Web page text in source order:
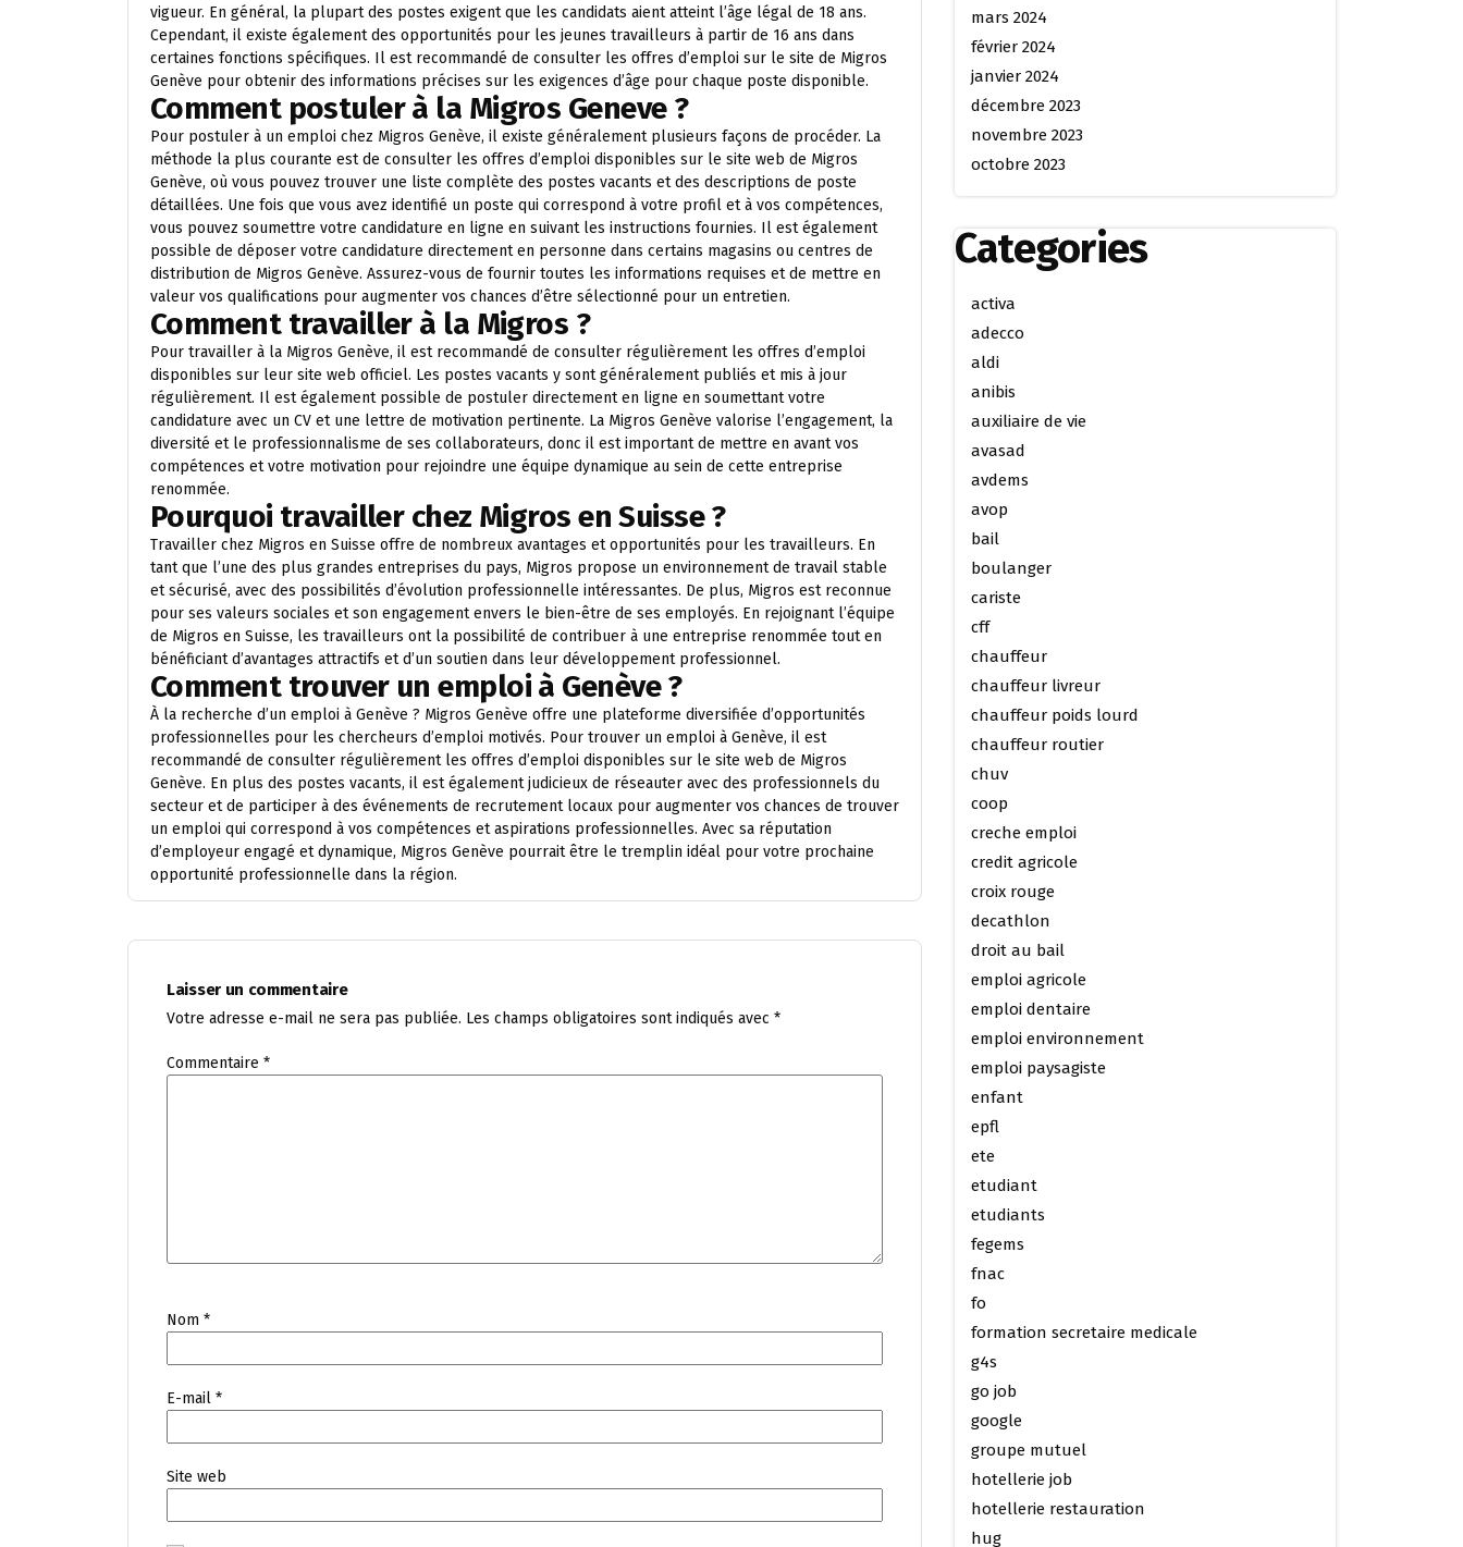
vigueur. En général, la plupart des postes exigent que les candidats aient atteint l’âge légal de 18 ans.
Cependant, il existe également des opportunités pour les jeunes travailleurs à partir de 16 ans dans
certaines fonctions spécifiques. Il est recommandé de consulter les offres d’emploi sur le site de Migros
Genève pour obtenir des informations précises sur les exigences d’âge pour chaque poste disponible.
Comment postuler à la Migros Geneve ?
Pour postuler à un emploi chez Migros Genève, il existe généralement plusieurs façons de procéder. La
méthode la plus courante est de consulter les offres d’emploi disponibles sur le site web de Migros
Genève, où vous pouvez trouver une liste complète des postes vacants et des descriptions de poste
détaillées. Une fois que vous avez identifié un poste qui correspond à votre profil et à vos compétences,
vous pouvez soumettre votre candidature en ligne en suivant les instructions fournies. Il est également
possible de déposer votre candidature directement en personne dans certains magasins ou centres de
distribution de Migros Genève. Assurez-vous de fournir toutes les informations requises et de mettre en
valeur vos qualifications pour augmenter vos chances d’être sélectionné pour un entretien.
Comment travailler à la Migros ?
Pour travailler à la Migros Genève, il est recommandé de consulter régulièrement les offres d’emploi
disponibles sur leur site web officiel. Les postes vacants y sont généralement publiés et mis à jour
régulièrement. Il est également possible de postuler directement en ligne en soumettant votre
candidature avec un CV et une lettre de motivation pertinente. La Migros Genève valorise l’engagement, la
diversité et le professionnalisme de ses collaborateurs, donc il est important de mettre en avant vos
compétences et votre motivation pour rejoindre une équipe dynamique au sein de cette entreprise
renommée.
Pourquoi travailler chez Migros en Suisse ?
Travailler chez Migros en Suisse offre de nombreux avantages et opportunités pour les travailleurs. En
tant que l’une des plus grandes entreprises du pays, Migros propose un environnement de travail stable
et sécurisé, avec des possibilités d’évolution professionnelle intéressantes. De plus, Migros est reconnue
pour ses valeurs sociales et son engagement envers le bien-être de ses employés. En rejoignant l’équipe
de Migros en Suisse, les travailleurs ont la possibilité de contribuer à une entreprise renommée tout en
bénéficiant d’avantages attractifs et d’un soutien dans leur développement professionnel.
Comment trouver un emploi à Genève ?
À la recherche d’un emploi à Genève ? Migros Genève offre une plateforme diversifiée d’opportunités
professionnelles pour les chercheurs d’emploi motivés. Pour trouver un emploi à Genève, il est
recommandé de consulter régulièrement les offres d’emploi disponibles sur le site web de Migros
Genève. En plus des postes vacants, il est également judicieux de réseauter avec des professionnels du
secteur et de participer à des événements de recrutement locaux pour augmenter vos chances de trouver
un emploi qui correspond à vos compétences et aspirations professionnelles. Avec sa réputation
d’employeur engagé et dynamique, Migros Genève pourrait être le tremplin idéal pour votre prochaine
opportunité professionnelle dans la région.
Laisser un commentaire
Votre adresse e-mail ne sera pas publiée. Les champs obligatoires sont indiqués avec *
Commentaire *
Nom *
E-mail *
Site web
mars 2024
février 2024
janvier 2024
décembre 2023
novembre 2023
octobre 2023
Categories
activa
adecco
aldi
anibis
auxiliaire de vie
avasad
avdems
avop
bail
boulanger
cariste
cff
chauffeur
chauffeur livreur
chauffeur poids lourd
chauffeur routier
chuv
coop
creche emploi
credit agricole
croix rouge
decathlon
droit au bail
emploi agricole
emploi dentaire
emploi environnement
emploi paysagiste
enfant
epfl
ete
etudiant
etudiants
fegems
fnac
fo
formation secretaire medicale
g4s
go job
google
groupe mutuel
hotellerie job
hotellerie restauration
hug